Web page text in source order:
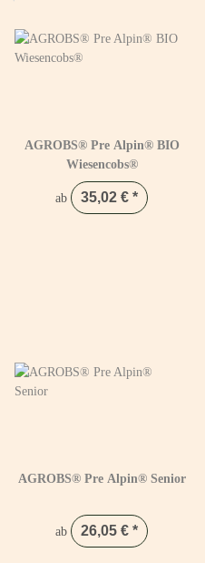
AGROBS® Pre Alpin® BIO
Wiesencobs®
ab 35,02 € *
AGROBS® Pre Alpin® Senior
ab 26,05 € *